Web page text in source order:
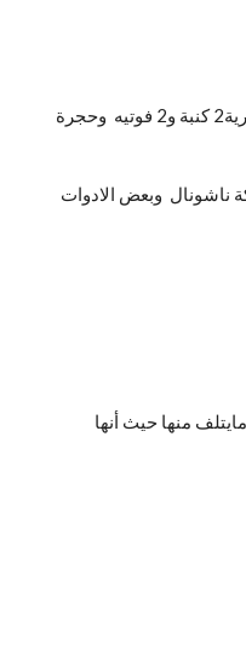
الاتى بيانها :- وهى عبارة عن حجرة نوم ابلاكار كاملة وحجرة سفرة 2 نيج كبير وطربيزة و12 كرسى وحجرة انترية2 كنبة و2 فوتيه وحجرة
توشيبا العربى 25 بوصه ألوان وبوتاجاز كريازى 6 شعلة وجهاز تسجيل ماركة ناشونال وبعض الادوات
مايتلف منها حيث أنها